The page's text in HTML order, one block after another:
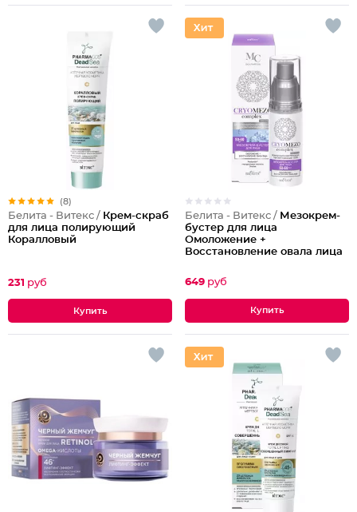
(8)
Белита - Витекс / Крем-скраб
для лица полирующий
Коралловый
231 руб
Белита - Витекс / Мезокрем-
бустер для лица
Омоложение +
Восстановление овала лица
649 руб